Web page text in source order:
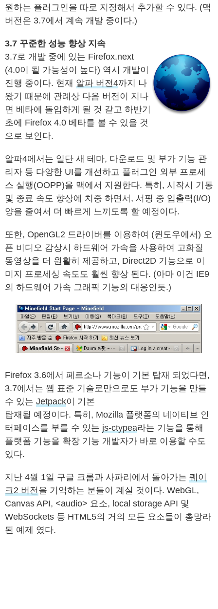
원하는 플러그인을 따로 지정해서 추가할 수 있다. (맥
버전은 3.7에서 계속 개발 중이다.)
3.7 꾸준한 성능 향상 지속
3.7로 개발 중에 있는 Firefox.next
(4.0이 될 가능성이 높다) 역시 개발이
진행 중이다. 현재 알파 버전4까지 나
왔기 때문에 관례상 다음 버전이 지나
면 베타에 돌입하게 될 것 같고 하반기
초에 Firefox 4.0 베타를 볼 수 있을 것
으로 보인다.
알파4에서는 일단 새 테마, 다운로드 및 부가 기능 관
리자 등 다양한 UI를 개선하고 플러그인 외부 프로세
스 실행(OOPP)을 맥에서 지원한다. 특히, 시작시 기동
및 종료 속도 향상에 치중 하면서, 서핑 중 입출력(I/O)
양을 줄여서 더 빠르게 느끼도록 할 예정이다.
또한, OpenGL2 드라이버를 이용하여 (윈도우에서) 오
픈 비디오 감상시 하드웨어 가속을 사용하여 고화질
동영상을 더 원활히 제공하고, Direct2D 기능으로 이
미지 프로세싱 속도도 훨씬 향상 된다. (아마 이건 IE9
의 하드웨어 가속 그래픽 기능의 대응인듯.)
Firefox 3.6에서 페르소나 기능이 기본 탑재 되었다면,
3.7에서는 웹 표준 기술로만으로도 부가 기능을 만들
수 있는 Jetpack이 기본
탑재될 예정이다. 특히, Mozilla 플랫폼의 네이티브 인
터페이스를 부를 수 있는 js-ctypea라는 기능을 통해
플랫폼 기능을 확장 기능 개발자가 바로 이용할 수도
있다.
지난 4월 1일 구글 크롬과 사파리에서 돌아가는 퀘이
크2 버전 을 기억하는 분들이 계실 것이다. WebGL,
Canvas API, <audio> 요소, local storage API 및
WebSockets 등 HTML5의 거의 모든 요소들이 총망라
된 예제 였다.